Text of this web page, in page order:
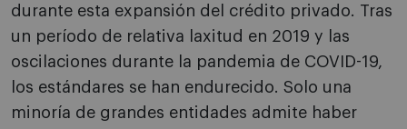
durante esta expansión del crédito privado. Tras
un período de relativa laxitud en 2019 y las
oscilaciones durante la pandemia de COVID-19,
los estándares se han endurecido. Solo una
minoría de grandes entidades admite haber